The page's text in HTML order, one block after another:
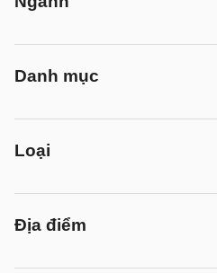
Danh mục
Loại
Địa điểm